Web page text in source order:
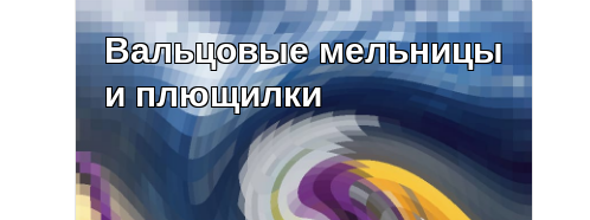
Вальцовые мельницы
и плющилки